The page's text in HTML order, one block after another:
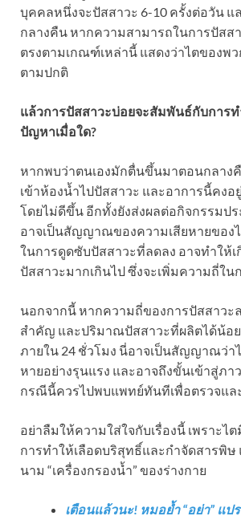
บุคคลหนึ่งจะปัสสาวะ 6-10 ครั้งต่อวัน แ
กลางคืน หากความสามารถในการปัส
ตรงตามเกณฑ์เหล่านี้ แสดงว่าไตของพว
ตามปกติ
แล้วการปัสสาวะบ่อยจะสัมพันธ์กับการ
ปัญหาเมื่อใด?
หากพบว่าตนเองมักตื่นขึ้นมาตอนกลางคื
เข้าห้องน้ำไปปัสสาวะ และอาการนี้คงอ
โดยไม่ดีขึ้น อีกทั้งยังส่งผลต่อกิจกรรมป
อาจเป็นสัญญาณของความเสียหายของ
ในการดูดซับปัสสาวะที่ลดลง อาจทำให้เ
ปัสสาวะมากเกินไป ซึ่งจะเพิ่มความถี่ใน
นอกจากนี้ หากความถี่ของการปัสสาวะ
สำคัญ และปริมาณปัสสาวะที่ผลิตได้น้อย
ภายใน 24 ชั่วโมง นี่อาจเป็นสัญญาณว่า
หายอย่างรุนแรง และอาจถึงขั้นเข้าสู่ภา
กรณีนี้ควรไปพบแพทย์ทันทีเพื่อตรวจแล
อย่าลืมให้ความใส่ใจกับเรื่องนี้ เพราะ
การทำให้เลือดบริสุทธิ์และกำจัดสารพิษ
นาม “เครื่องกรองน้ำ” ของร่างกาย
เตือนแล้วนะ! หมอย้ำ “อย่า” แป